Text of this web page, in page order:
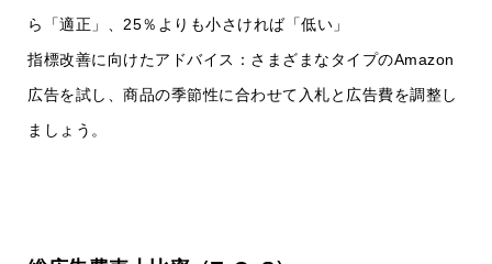
ら「適正」、25％よりも小さければ「低い」
指標改善に向けたアドバイス：さまざまなタイプのAmazon
広告を試し、商品の季節性に合わせて入札と広告費を調整し
ましょう。